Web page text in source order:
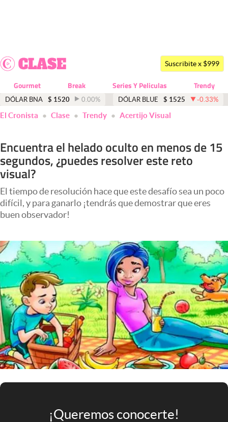
Dólar
Economía y Política
Finanzas y Mercados
Negocios
Columnistas
Otras secciones
Apertura
Clase
Clima
Mundial 2026
Eventos Corporativos
El Cronista Studio
Mediakit
abre en nueva pestaña
Suscribite x $999
Gourmet Break Series Y Peliculas Trendy
DÓLAR BNA $ 1520 0.00% DÓLAR BLUE $ 1525 -0.33%
El Cronista Clase Trendy Acertijo Visual
Encuentra el helado oculto en menos de 15
segundos, ¿puedes resolver este reto
visual?
El tiempo de resolución hace que este desafío sea un poco
difícil, y para ganarlo ¡tendrás que demostrar que eres
buen observador!
¡Queremos conocerte!